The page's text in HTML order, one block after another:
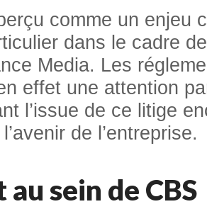
comme un enjeu
dans le cadre
Media. Les
effet une attention
l’issue de ce litige
de l’entreprise.
sein de CBS